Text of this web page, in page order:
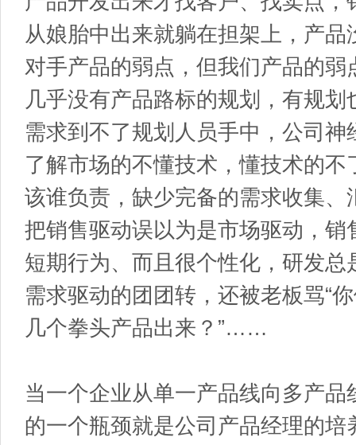
从娘胎中出来就躺在担架上，产
对手产品的弱点，但我们产品的弱
几乎没有产品路标的规划，有规
需求到不了规划人员手中，公司
了解市场的不懂技术，懂技术的
该谁负责，缺少完备的需求收集、
把销售驱动误以为是市场驱动，
短期行为、而且很个性化，研发
需求驱动的团团转，还被老板骂“
几个拳头产品出来？”……
当一个企业从单一产品线向多产
的一个瓶颈就是公司产品经理的